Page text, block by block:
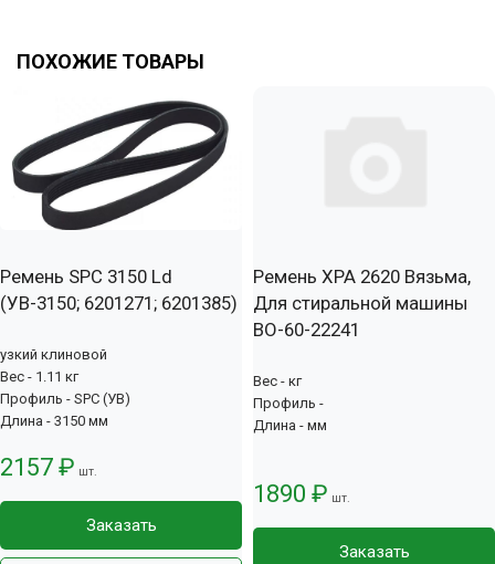
ПОХОЖИЕ ТОВАРЫ
Ремень SPC 3150 Ld
(УВ-3150; 6201271; 6201385)
узкий клиновой
Вес - 1.11 кг
Профиль - SPC (УВ)
Длина - 3150 мм
2157 ₽ шт.
Заказать
Ремень XPA 2620 Вязьма,
Для стиральной машины
ВО-60-22241
Вес - кг
Профиль -
Длина - мм
1890 ₽ шт.
Заказать